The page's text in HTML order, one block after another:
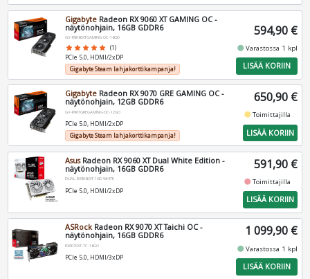
Gigabyte Radeon RX 9060 XT GAMING OC -
näytönohjain, 16GB GDDR6
GV-R9060XTGAMING-OC-16GD
star star star star star (1)
PCIe 5.0, HDMI/2xDP
Gigabyte Steam lahjakorttikampanja!
594,90 €
fiber_manual_recordVarastossa 1 kpl
LISÄÄ KORIIN
Gigabyte Radeon RX 9070 GRE GAMING OC -
näytönohjain, 12GB GDDR6
GV-R907GREGAMING-OC-12GD
PCIe 5.0, HDMI/2xDP
Gigabyte Steam lahjakorttikampanja!
650,90 €
fiber_manual_recordToimittajilla
LISÄÄ KORIIN
AsusRadeon RX 9060 XT Dual White Edition -
näytönohjain, 16GB GDDR6
DUAL-RX9060XT-16G-WHITE
PCIe 5.0, HDMI/2xDP
591,90 €
fiber_manual_recordToimittajilla
LISÄÄ KORIIN
ASRockRadeon RX 9070 XT Taichi OC -
näytönohjain, 16GB GDDR6
RX9070XT-TC-16GO
PCIe 5.0, HDMI/3xDP
1 099,90 €
fiber_manual_recordVarastossa 1 kpl
LISÄÄ KORIIN